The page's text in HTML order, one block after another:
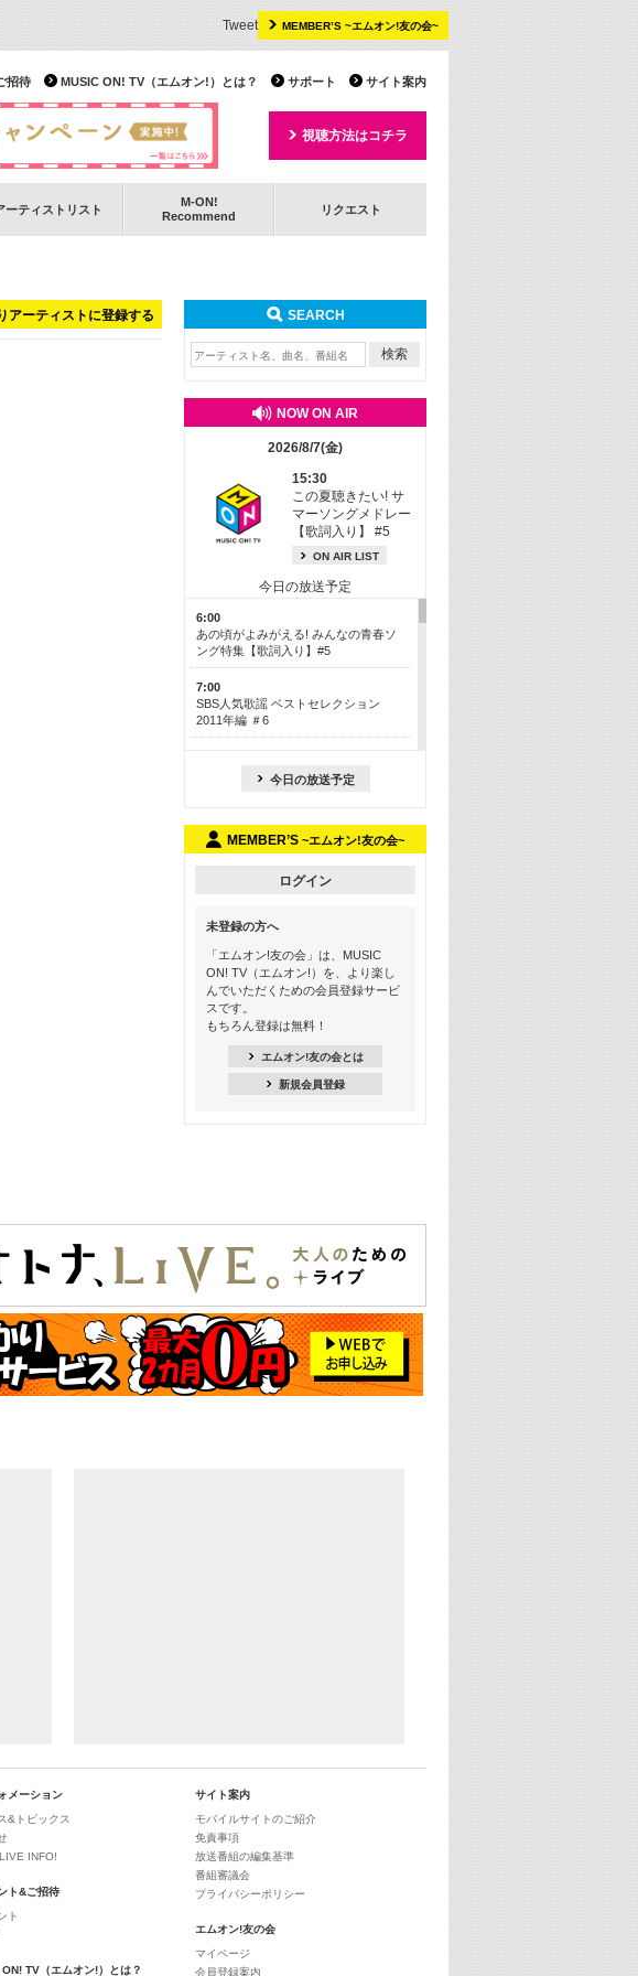
MEMBER’S ~エムオン!友の会~
Tweet
サイト案内
サポート
MUSIC ON! TV（エムオン!）とは？
招待
視聴方法はコチラ
ーティストリスト
M-ON!
Recommend
リクエスト
アーティストに登録する SEARCH
NOW ON AIR
2026/8/7(金)
15:30
この夏聴きたい! サ
マーソングメドレー
【歌詞入り】 #5
ON AIR LIST
今日の放送予定
6:00
あの頃がよみがえる! みんなの青春ソ
ング特集【歌詞入り】#5
7:00
SBS人気歌謡 ベストセレクション
2011年編 ＃6
今も昔も愛される鉄板カラオケメドレ
ー【歌詞入り】 一挙5時間！
13:30
Apple Music カウントダウン 20
16:30
あのころK-POPヒッツ! 2018→2021年
18:30
M-ON! Countdown K
23:00
SUPER EIGHT特集
24:00
25:00
エムオン! ヒッツ
26:00
今日の放送予定
MEMBER’S ~エムオン!友の会~
ログイン
未登録の方へ
「エムオン!友の会」は、MUSIC
ON! TV（エムオン!）を、より楽し
んでいただくための会員登録サービ
スです。
もちろん登録は無料！
エムオン!友の会とは
新規会員登録
メーション
&トピックス
INFO!
ト&ご招待
ト
TV（エムオン!）とは？
サイト案内
モバイルサイトのご紹介
免責事項
放送番組の編集基準
番組審議会
プライバシーポリシー
エムオン!友の会
マイページ
会員登録案内